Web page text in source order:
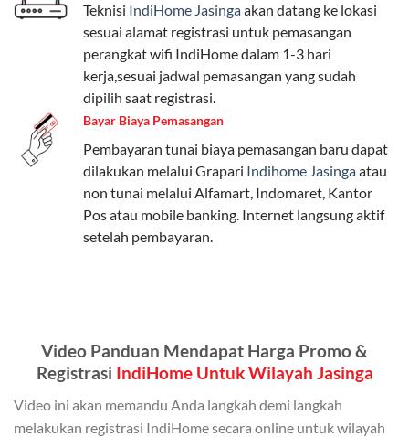
Paket Easy cocok untuk kebutuhan dasar, Paket
Complete untuk yang menginginkan fitur lengkap,
dan Paket Dynamic IP untuk pengguna yang
memprioritaskan kecepatan internet tinggi.
Paket Telkomsel One dengan Kuota Keluarga
Salah satu fitur unggulan Telkomsel One adalah Paket
Kuota Keluarga. Dengan kuota hingga 30 GB, Anda
bisa membagikan internet kepada anggota keluarga
atau teman tanpa perlu khawatir kehabisan kuota.
Admin (pelanggan utama) dan anggota yang terdaftar.
Admin dapat mendaftarkan hingga 5 anggota
Teknisi IndiHome Jasingaakan datang ke lokasi
sesuai alamat registrasi untuk pemasangan
perangkat wifi IndiHome dalam 1-3 hari
kerja,sesuai jadwal pemasangan yang sudah
dipilih saat registrasi.
Bayar Biaya Pemasangan
Pembayaran tunai biaya pemasangan baru dapat
dilakukan melalui Grapari Indihome Jasingaatau
non tunai melalui Alfamart, Indomaret, Kantor
Pos atau mobile banking. Internet langsung aktif
setelah pembayaran.
Video Panduan Mendapat Harga Promo &
Registrasi IndiHome Untuk Wilayah Jasinga
Video ini akan memandu Anda langkah demi langkah
melakukan registrasi IndiHome secara online untuk wilayah